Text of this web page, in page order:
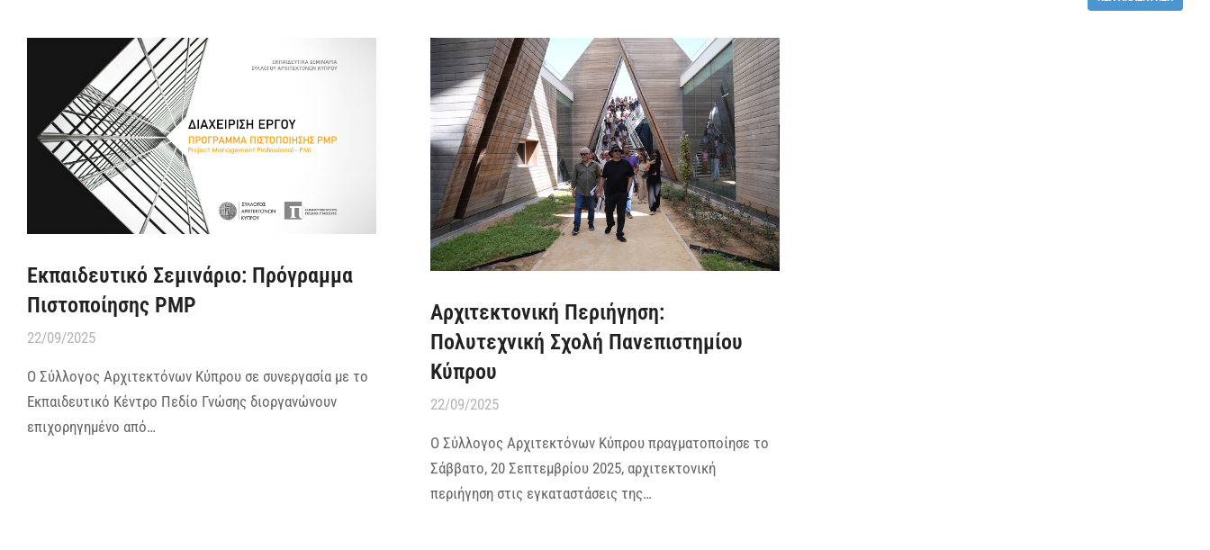
Εκπαιδευτικό Σεμινάριο: Πρόγραμμα
Πιστοποίησης PMP
22/09/2025
Ο Σύλλογος Αρχιτεκτόνων Κύπρου σε συνεργασία με το
Εκπαιδευτικό Κέντρο Πεδίο Γνώσης διοργανώνουν
επιχορηγημένο από…
Αρχιτεκτονική Περιήγηση:
Πολυτεχνική Σχολή Πανεπιστημίου
Κύπρου
22/09/2025
Ο Σύλλογος Αρχιτεκτόνων Κύπρου πραγματοποίησε το
Σάββατο, 20 Σεπτεμβρίου 2025, αρχιτεκτονική
περιήγηση στις εγκαταστάσεις της…